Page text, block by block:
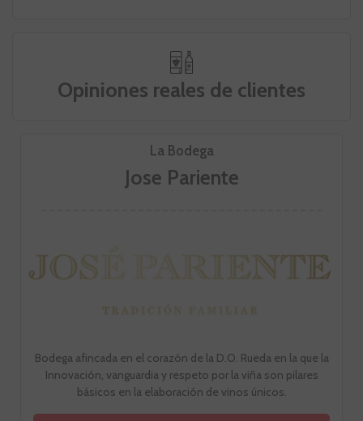
La Bodega
Jose Pariente
Bodega afincada en el corazón de la D.O. Rueda en la que la
Innovación, vanguardia y respeto por la viña son pilares
básicos en la elaboración de vinos únicos.
Opiniones reales de clientes